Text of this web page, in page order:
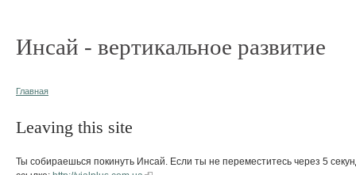
Инсай - вертикальное развитие
Главная
Leaving this site
Ты собираешься покинуть Инсай. Если ты не переместитесь через 5